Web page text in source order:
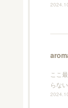
ここ
らな